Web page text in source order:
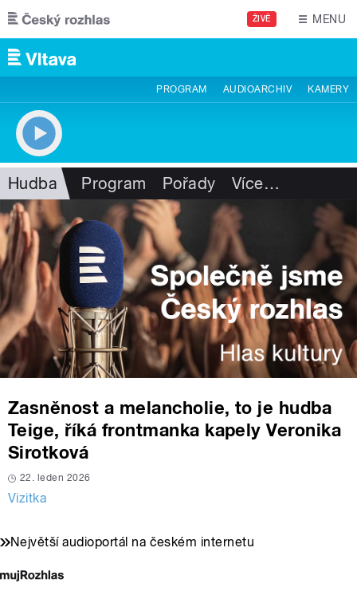
Přejít k hlavnímu obsahu
ŽIVĚ MENU
PROGRAM AUDIOARCHIV KAMERY
Hudba Program Pořady Více…
Zasněnost a melancholie, to je hudba
Teige, říká frontmanka kapely Veronika
Sirotková
22. leden 2026
Vizitka
Největší audioportál na českém internetu